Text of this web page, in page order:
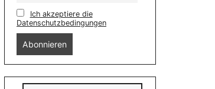
Ich akzeptiere die
Datenschutzbedingungen